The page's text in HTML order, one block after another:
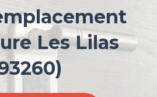
Les Lilas